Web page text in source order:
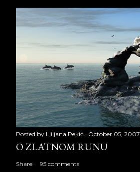
Posted by Ljiljana Pekić October 05, 2007
O ZLATNOM RUNU
Share 95 comments